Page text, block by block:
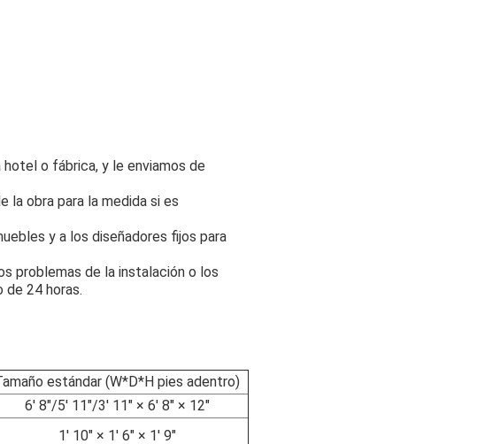
o fábrica, y le enviamos de
la obra para la medida si es
y a los diseñadores fijos para
problemas de la instalación o los
24 horas.
estándar (W*D*H pies adentro)
6' 8"/5' 11"/3' 11" × 6' 8" × 12"
1' 10" × 1' 6" × 1' 9"